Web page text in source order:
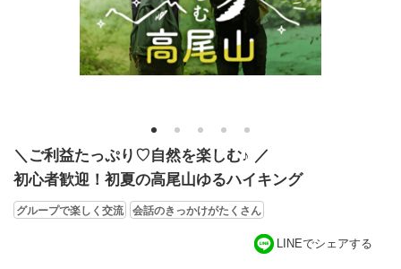
1 2 3 4 5
＼ご利益たっぷり♡自然を楽しむ♪ ／
初心者歓迎！初夏の高尾山ゆるハイキング
グループで楽しく交流 会話のきっかけがたくさん
LINEでシェアする